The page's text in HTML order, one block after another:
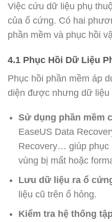
Việc cứu dữ liệu phụ
của ổ cứng. Có hai
phần mềm và phục hồi
4.1 Phục Hồi Dữ Liệu
Phục hồi phần mềm áp
diện được nhưng dữ liệu
Sử dụng phần mềm
EaseUS Data
Recovery… giúp phục
vùng bị mất hoặc
Lưu dữ liệu ra ổ
liệu cũ trên ổ hỏng.
Kiểm tra hệ thống